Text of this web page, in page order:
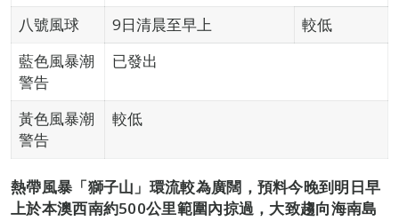
八號風球
9日清晨至早上
較低
藍色風暴潮
警告
已發出
黃色風暴潮
警告
較低
熱帶風暴「獅子山」環流較為廣闊，預料今晚到明日早
上於本澳西南約500公里範圍內掠過，大致趨向海南島